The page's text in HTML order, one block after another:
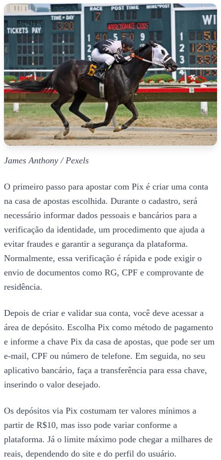
James Anthony / Pexels
O primeiro passo para apostar com Pix é criar uma conta
na casa de apostas escolhida. Durante o cadastro, será
necessário informar dados pessoais e bancários para a
verificação da identidade, um procedimento que ajuda a
evitar fraudes e garantir a segurança da plataforma.
Normalmente, essa verificação é rápida e pode exigir o
envio de documentos como RG, CPF e comprovante de
residência.
Depois de criar e validar sua conta, você deve acessar a
área de depósito. Escolha Pix como método de pagamento
e informe a chave Pix da casa de apostas, que pode ser um
e-mail, CPF ou número de telefone. Em seguida, no seu
aplicativo bancário, faça a transferência para essa chave,
inserindo o valor desejado.
Os depósitos via Pix costumam ter valores mínimos a
partir de R$10, mas isso pode variar conforme a
plataforma. Já o limite máximo pode chegar a milhares de
reais, dependendo do site e do perfil do usuário.